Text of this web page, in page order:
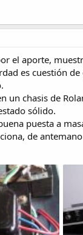
el aporte,
es cuestión
chasis de
sólido.
puesta a
de